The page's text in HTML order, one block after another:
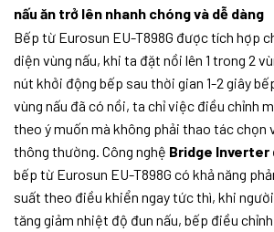
nấu ăn trở lên nhanh chóng và dễ dàng
Bếp từ Eurosun EU-T898G được tích hợp
diện vùng nấu, khi ta đặt nồi lên 1 trong 2
nút khởi động bếp sau thời gian 1-2 giây
vùng nấu đã có nồi, ta chỉ việc điều chỉnh
theo ý muốn mà không phải thao tác chọn
thông thường. Công nghệ Bridge Inverter
bếp từ Eurosun EU-T898G có khả năng
suất theo điều khiển ngay tức thì, khi
tăng giảm nhiệt độ đun nấu, bếp điều